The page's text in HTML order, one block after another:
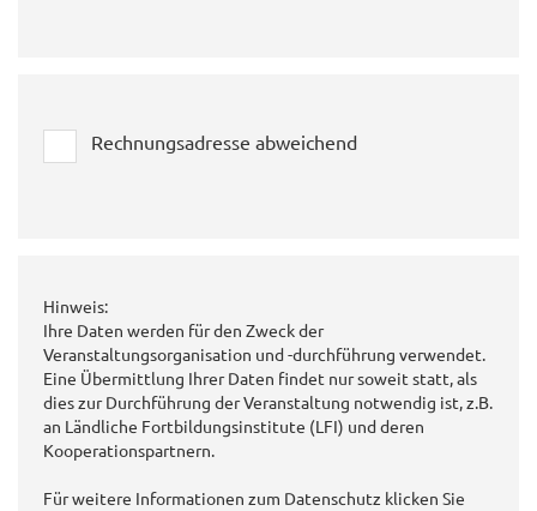
Rechnungsadresse abweichend
Hinweis:
Ihre Daten werden für den Zweck der
Veranstaltungsorganisation und -durchführung verwendet.
Eine Übermittlung Ihrer Daten findet nur soweit statt, als
dies zur Durchführung der Veranstaltung notwendig ist, z.B.
an Ländliche Fortbildungsinstitute (LFI) und deren
Kooperationspartnern.
Für weitere Informationen zum Datenschutz klicken Sie